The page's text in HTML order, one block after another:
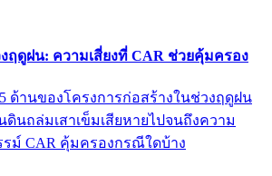
ฤดูฝน: ความเสี่ยงที่ CAR ช่วยคุ้มครอง
ด้านของโครงการก่อสร้างในช่วงฤดูฝน
นถล่มเสาเข็มเสียหายไปจนถึงความ
ม์ CAR คุ้มครองกรณีใดบ้าง